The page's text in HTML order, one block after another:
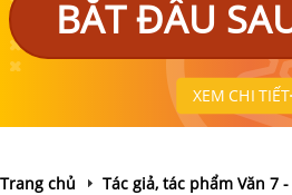
BẮT ĐẦU
XEM CHI TIẾT
Trang chủ
Tác giả, tác phẩm Văn 7